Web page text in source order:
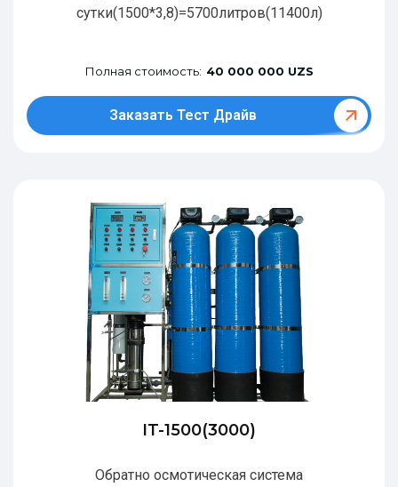
сутки(1500*3,8)=5700литров(11400л)
Полная стоимость: 40 000 000 UZS
Заказать Тест Драйв
IT-1500(3000)
Обратно осмотическая система